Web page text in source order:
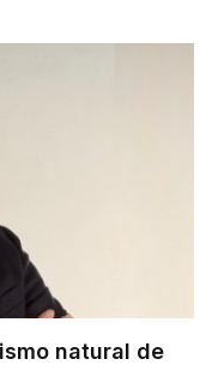
natural de